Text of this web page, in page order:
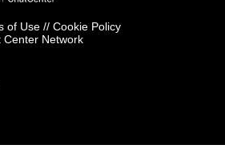
of Use // Cookie Policy
Center Network